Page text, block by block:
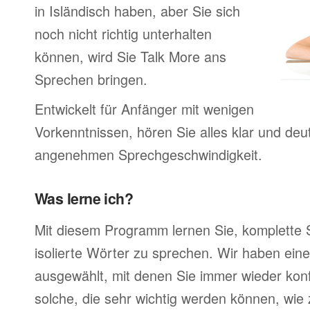
in Isländisch haben, aber Sie sich
noch nicht richtig unterhalten
können, wird Sie Talk More ans
Sprechen bringen.
Entwickelt für Anfänger mit wenigen
Vorkenntnissen, hören Sie alles klar und
angenehmen Sprechgeschwindigkeit.
Was lerne ich?
Mit diesem Programm lernen Sie, komplette
isolierte Wörter zu sprechen. Wir haben
ausgewählt, mit denen Sie immer wieder
solche, die sehr wichtig werden können, wie